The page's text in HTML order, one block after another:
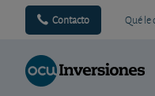
Contacto Qué le